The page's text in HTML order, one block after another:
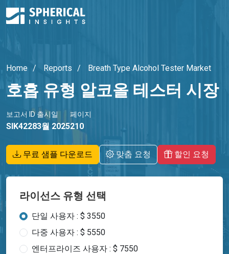
Home Reports Breath Type Alcohol Tester Market
호흡 유형 알코올 테스터 시장
보고서 ID
SIK4228
출시일
3월 2025
페이지
210
무료 샘플 다운로드 맞춤 요청 할인 요청
라이선스 유형 선택
단일 사용자 : $ 3550
다중 사용자 : $ 5550
엔터프라이즈 사용자 : $ 7550